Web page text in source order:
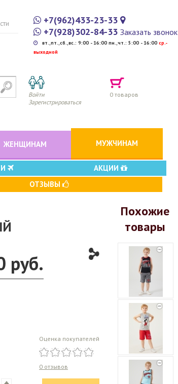
+7(962)433-23-33
+7(928)302-84-33 Заказать звонок
вт.,пт.,сб.,вс.: 9:00 - 16:00 пн.,чт.: 5:00 - 16:00 cр.-
выходной
Войти
Зарегистрироваться
0 товаров
ЖЕНЩИНАМ МУЖЧИНАМ
АКЦИИ
ОТЗЫВЫ
руб.
Оценка покупателей
0 отзывов
Похожие
товары